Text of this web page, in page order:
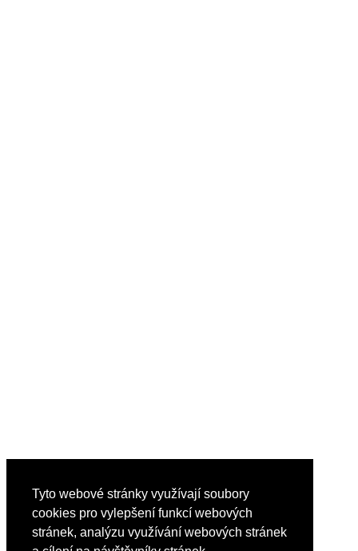
Tyto webové stránky využívají soubory
cookies pro vylepšení funkcí webových
stránek, analýzu využívání webových stránek